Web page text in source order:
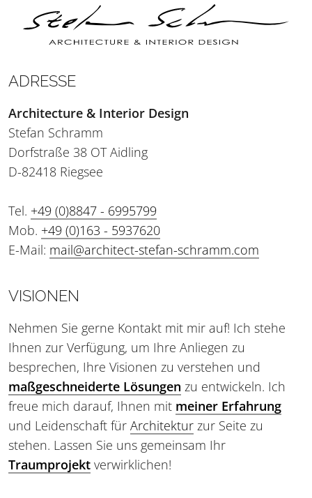
ADRESSE
Architecture & Interior Design
Stefan Schramm
Dorfstraße 38 OT Aidling
D-82418 Riegsee
Tel. +49 (0)8847 - 6995799
Mob. +49 (0)163 - 5937620
E-Mail: mail@architect-stefan-schramm.com
VISIONEN
Nehmen Sie gerne Kontakt mit mir auf! Ich stehe
Ihnen zur Verfügung, um Ihre Anliegen zu
besprechen, Ihre Visionen zu verstehen und
maßgeschneiderte Lösungen zu entwickeln. Ich
freue mich darauf, Ihnen mit meiner Erfahrung
und Leidenschaft für Architektur zur Seite zu
stehen. Lassen Sie uns gemeinsam Ihr
Traumprojekt verwirklichen!